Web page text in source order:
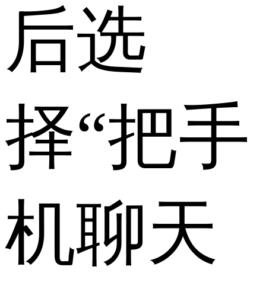
后选
择“把手
机聊天